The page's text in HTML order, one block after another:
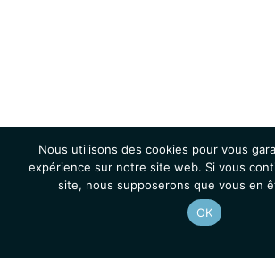
Nous utilisons des cookies pour vous
expérience sur notre site web. Si vous
site, nous supposerons que vous en
OK